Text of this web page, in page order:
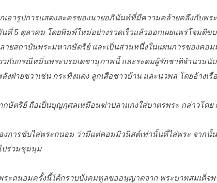
เอารูปการแสดงละครของนายอภินันท์ที่มีความคล้ายคลึงกับพ
5 ตุลาคม โดยพิมพ์ใหม่อย่างรวดเร็วแล้วออกเผยแพร่โจมตีข
ลายสถาบันพระมหากษัตริย์ และเป็นส่วนหนึ่งในแผนการของคอ
วกับกรณีหมิ่นพระบรมเดชานุภาพนี้ และระดมผู้รักชาติจำนวนนั
ฝ่ายขวาเช่น กระทิงแดง ลูกเสือชาวบ้าน และนวพล โดยอ้างเ
ษัตริย์ ถือเป็นบุญกุศลเหมือนฆ่าปลาแกงใส่บาตรพระ กล่าวโด
การขับไล่พระถนอม ว่ามีแต่คอมมิวนิสต์เท่านั้นที่ไล่พระ จากนั้
ปร่วมชุมนุม
ะถนอมครั้งนี้ได้กราบบังคมทูลขออนุญาตจาก พระบาทสมเด็จพ